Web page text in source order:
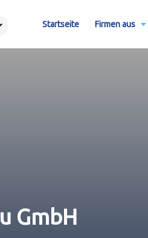
Startseite Firmen aus
GmbH